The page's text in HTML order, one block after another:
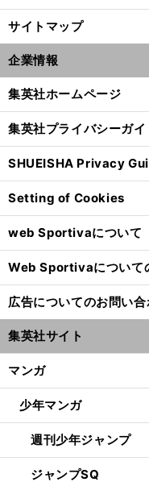
サイトマップ
企業情報
集英社ホームページ
集英社プライバシーガ
SHUEISHA Privacy
Setting of Cookies
web Sportivaについて
Web Sportivaについて
広告についてのお問い合
集英社サイト
マンガ
少年マンガ
週刊少年ジャンプ
ジャンプSQ